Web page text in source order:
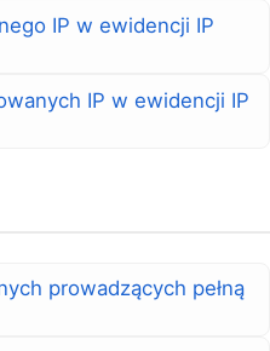
IP w ewidencji IP
IP w ewidencji IP
prowadzących pełną